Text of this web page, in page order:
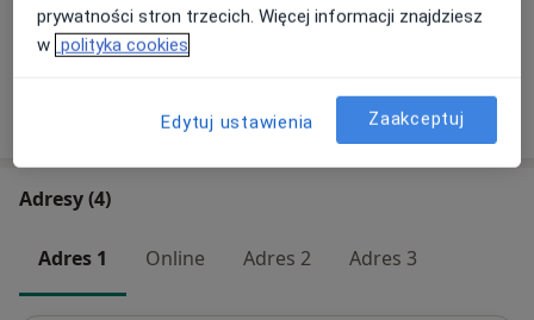
+ 7 usług
W jaki sposób ustalane są ceny?
Adresy (4)
Adres 1 Online Adres 2 Adres 3
prywatności stron trzecich. Więcej informacji znajdziesz
w polityka cookies
Edytuj ustawienia Zaakceptuj